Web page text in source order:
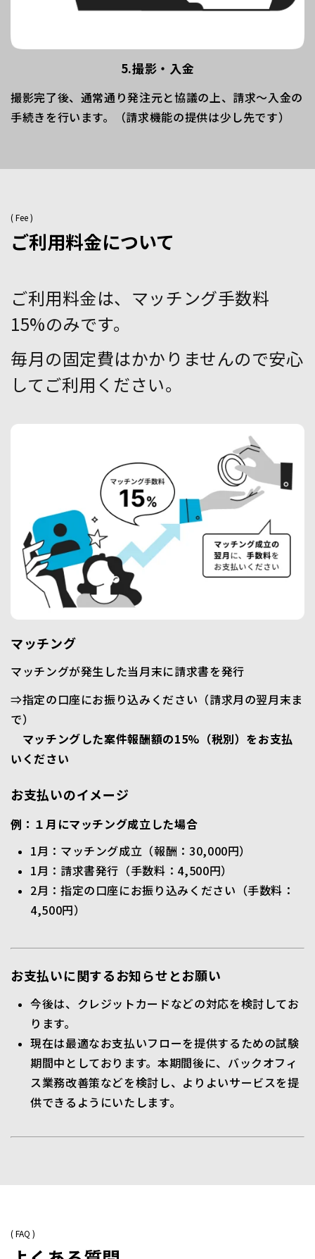
5.撮影・入金
撮影完了後、通常通り発注元と協議の上、請求〜入金の
手続きを行います。（請求機能の提供は少し先です）
( Fee )
ご利用料金について
ご利用料金は、マッチング手数料
15%のみです。
毎月の固定費はかかりませんので安心
してご利用ください。
マッチング
マッチングが発生した当月末に請求書を発行
⇒指定の口座にお振り込みください（請求月の翌月末ま
で）
マッチングした案件報酬額の15%（税別）をお支払
いください
お支払いのイメージ
例：１月にマッチング成立した場合
1月：マッチング成立（報酬：30,000円）
1月：請求書発行（手数料：4,500円）
2月：指定の口座にお振り込みください（手数料：
4,500円）
お支払いに関するお知らせとお願い
今後は、クレジットカードなどの対応を検討してお
ります。
現在は最適なお支払いフローを提供するための試験
期間中としております。本期間後に、バックオフィ
ス業務改善策などを検討し、よりよいサービスを提
供できるようにいたします。
( FAQ )